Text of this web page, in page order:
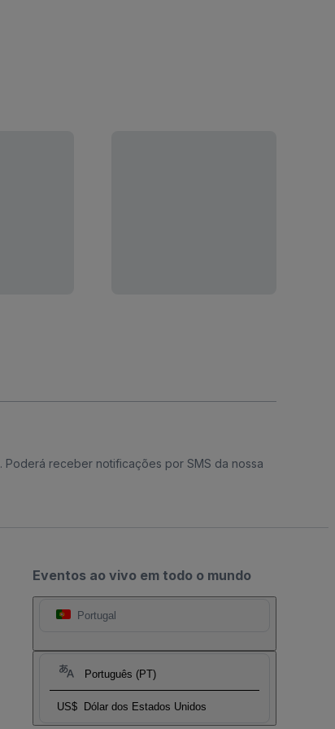
. Poderá receber notificações por SMS da nossa
Eventos ao vivo em todo o mundo
Portugal
Português (PT)
US$ Dólar dos Estados Unidos